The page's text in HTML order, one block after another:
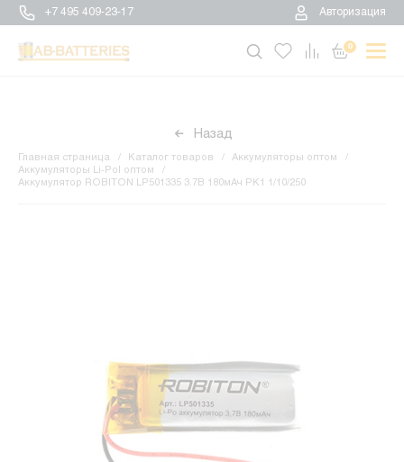
+7 495 409-23-17 Авторизация
0
Назад
Главная страница Каталог товаров
Аккумуляторы оптом
Аккумуляторы Li-Pol оптом
Аккумулятор ROBITON LP501335 3.7В 180мАч PK1 1/10/250